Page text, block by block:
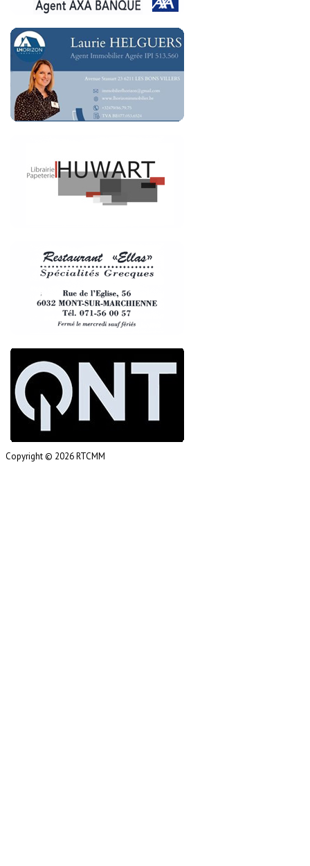
Copyright © 2026 RTCMM